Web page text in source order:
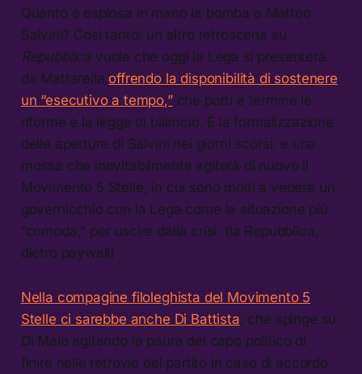
Quanto è esplosa in mano la bomba a Matteo
Salvini? Così tanto: un altro retroscena su
Repubblica vuole che oggi la Lega si presenterà
da Mattarella offrendo la disponibilità di sostenere
un “esecutivo a tempo,”che porti a termine le
riforme e la legge di bilancio. È la formalizzazione
delle aperture di Salvini nei giorni scorsi, e una
mossa che inevitabilmente agiterà di nuovo il
Movimento 5 Stelle, in cui sono molti a vedere un
governicchio con la Lega come la situazione più
“comoda,” per uscire dalla crisi. (la Repubblica,
dietro paywall)
Nella compagine filoleghista del Movimento 5
Stelle ci sarebbe anche Di Battista , che spinge su
Di Maio agitando la paura del capo politico di
finire nelle retrovie del partito in caso di accordo